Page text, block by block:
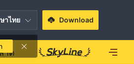
าไทย Download
าด